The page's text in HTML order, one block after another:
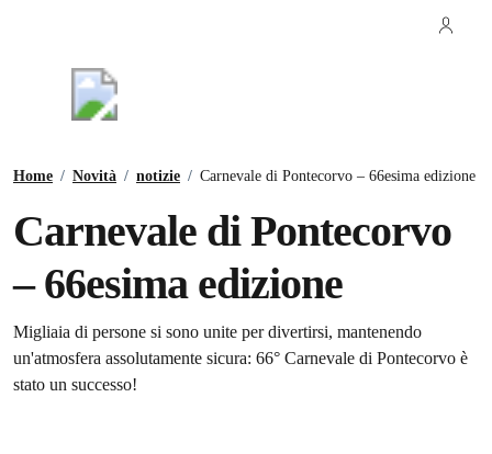
Home / Novità / notizie / Carnevale di Pontecorvo – 66esima edizione
Carnevale di Pontecorvo
– 66esima edizione
Dettagli della notizia
Migliaia di persone si sono unite per divertirsi, mantenendo
un'atmosfera assolutamente sicura: 66° Carnevale di Pontecorvo è
stato un successo!